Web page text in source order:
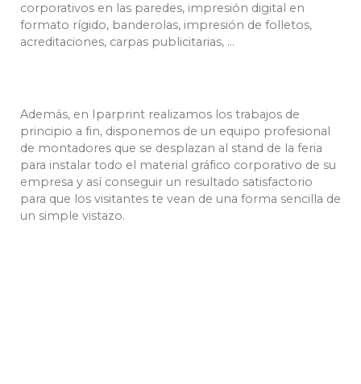
corporativos en las paredes, impresión digital en
formato rígido, banderolas, impresión de folletos,
acreditaciones, carpas publicitarias, …
Además, en Iparprint realizamos los trabajos de
principio a fin, disponemos de un equipo profesional
de montadores que se desplazan al stand de la feria
para instalar todo el material gráfico corporativo de su
empresa y así conseguir un resultado satisfactorio
para que los visitantes te vean de una forma sencilla de
un simple vistazo.